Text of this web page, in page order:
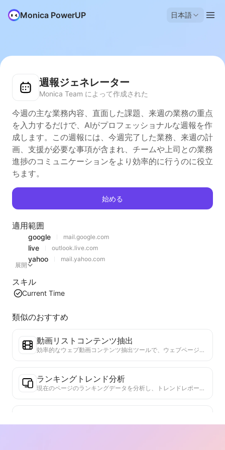
Monica PowerUP 日本語
週報ジェネレーター
Monica Team によって作成された
今週の主な業務内容、直面した課題、来週の業務の重点
を入力するだけで、AIがプロフェッショナルな週報を作
成します。この週報には、今週完了した業務、来週の計
画、支援が必要な事項が含まれ、チームや上司との業務
進捗のコミュニケーションをより効率的に行うのに役立
ちます。
始める
適用範囲
google mail.google.com
live outlook.live.com
yahoo
mail.yahoo.com
展開
スキル
Current Time
類似のおすすめ
動画リストコンテンツ抽出
効率的なウェブ動画コンテンツ抽出ツールで、ウェブページを迅速にスキャンし、動画情報を構造化されたMarkdownテーブルに整理します。
ランキングトレンド分析
現在のページのランキングデータを分析し、トレンドレポートを生成します。人気のカテゴリ、急成長している製品タイプ、新興技術を特定します。最新の製品トレンドと市場動向を理解するための即時市場インサイトを提供します。
ウェブページの情報をカスタマイズされたビジネス提案やコラボレーションメッセージに変換し、既成のテンプレートとフォローガイドを提供して、協力プロセスを簡素化します。